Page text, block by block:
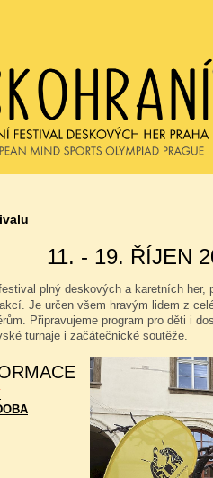
11. - 19. ŘÍJEN
plný deskových a karetních her,
Je určen všem hravým lidem z
Připravujeme program pro děti i
turnaje i začátečnické soutěže.